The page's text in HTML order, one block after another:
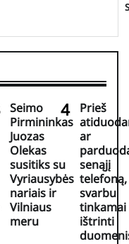
Seimo
Pirmininkas
Juozas
Olekas
susitiks su
Vyriausybės
nariais ir
Vilniaus
meru
Prieš
ar
senąjį
telefoną,
svarbu
tinkamai
ištrinti